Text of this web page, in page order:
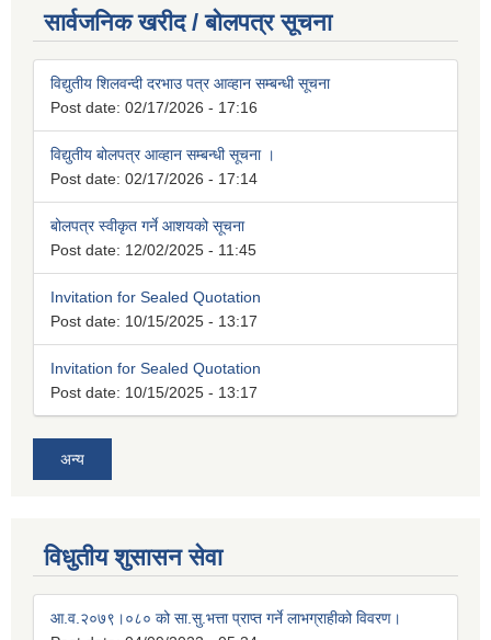
सार्वजनिक खरीद / बोलपत्र सूचना
विद्युतीय शिलवन्दी दरभाउ पत्र आव्हान सम्बन्धी सूचना
Post date: 02/17/2026 - 17:16
विद्युतीय बोलपत्र आव्हान सम्बन्धी सूचना ।
Post date: 02/17/2026 - 17:14
बोलपत्र स्वीकृत गर्ने आशयको सूचना
Post date: 12/02/2025 - 11:45
Invitation for Sealed Quotation
Post date: 10/15/2025 - 13:17
Invitation for Sealed Quotation
Post date: 10/15/2025 - 13:17
अन्य
विधुतीय शुसासन सेवा
आ.व.२०७९।०८० को सा.सु.भत्ता प्राप्त गर्ने लाभग्राहीको विवरण।